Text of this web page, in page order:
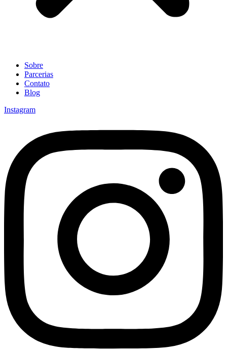
Sobre
Parcerias
Contato
Blog
Instagram